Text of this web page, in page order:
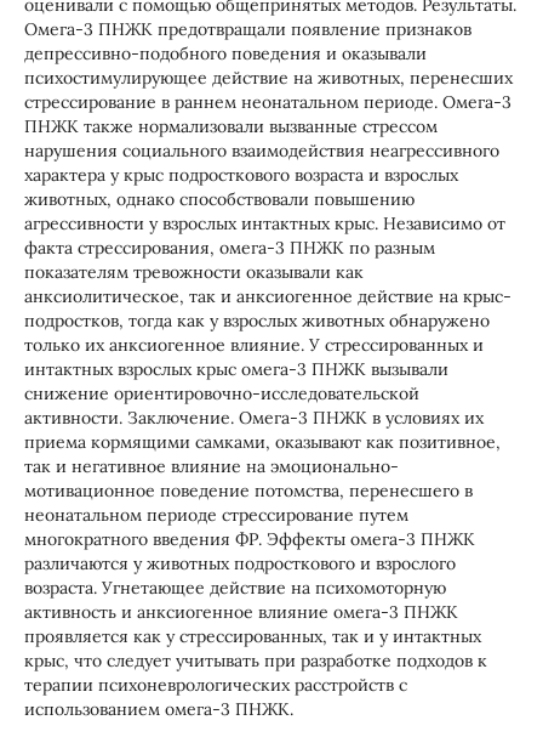
оценивали с помощью общепринятых методов. Результаты.
Омега-3 ПНЖК предотвращали появление признаков
депрессивно-подобного поведения и оказывали
психостимулирующее действие на животных, перенесших
стрессирование в раннем неонатальном периоде. Омега-3
ПНЖК также нормализовали вызванные стрессом
нарушения социального взаимодействия неагрессивного
характера у крыс подросткового возраста и взрослых
животных, однако способствовали повышению
агрессивности у взрослых интактных крыс. Независимо от
факта стрессирования, омега-3 ПНЖК по разным
показателям тревожности оказывали как
анксиолитическое, так и анксиогенное действие на крыс-
подростков, тогда как у взрослых животных обнаружено
только их анксиогенное влияние. У стрессированных и
интактных взрослых крыс омега-3 ПНЖК вызывали
снижение ориентировочно-исследовательской
активности. Заключение. Омега-3 ПНЖК в условиях их
приема кормящими самками, оказывают как позитивное,
так и негативное влияние на эмоционально-
мотивационное поведение потомства, перенесшего в
неонатальном периоде стрессирование путем
многократного введения ФР. Эффекты омега-3 ПНЖК
различаются у животных подросткового и взрослого
возраста. Угнетающее действие на психомоторную
активность и анксиогенное влияние омега-3 ПНЖК
проявляется как у стрессированных, так и у интактных
крыс, что следует учитывать при разработке подходов к
терапии психоневрологических расстройств с
использованием омега-3 ПНЖК.